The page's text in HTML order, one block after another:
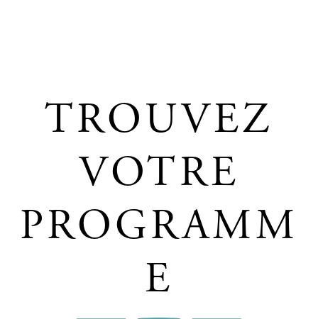
TROUVEZ
VOTRE
PROGRAMM
E